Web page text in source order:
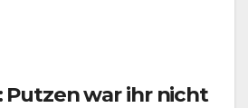
Putzen war ihr nicht